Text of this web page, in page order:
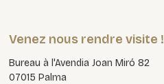
Venez nous rendre visite !
Bureau à l'Avendia Joan Miró 82
07015 Palma